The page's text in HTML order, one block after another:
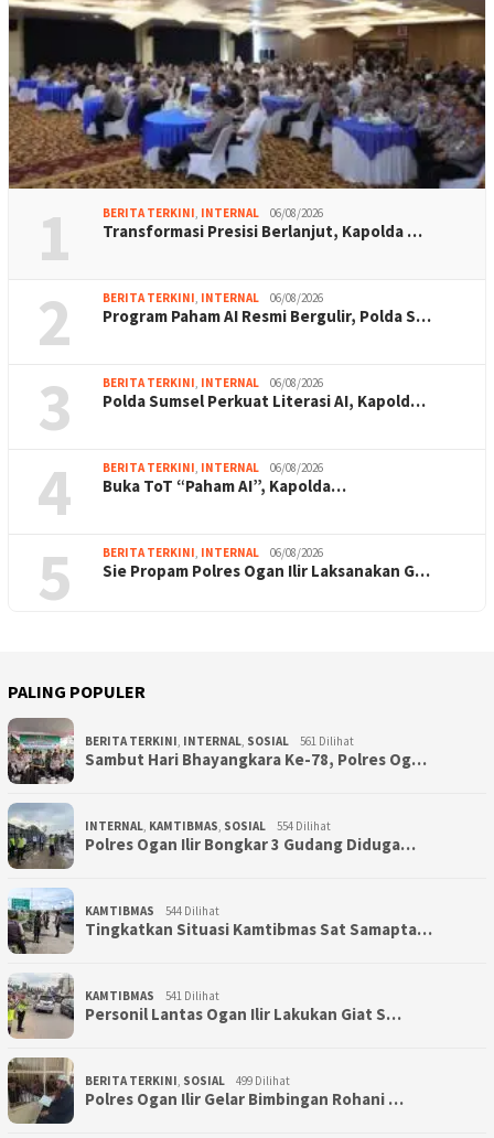
1 BERITA TERKINI, INTERNAL 06/08/2026
Transformasi Presisi Berlanjut, Kapolda …
2 BERITA TERKINI, INTERNAL 06/08/2026
Program Paham AI Resmi Bergulir, Polda S…
3 BERITA TERKINI, INTERNAL 06/08/2026
Polda Sumsel Perkuat Literasi AI, Kapold…
4 BERITA TERKINI, INTERNAL 06/08/2026
Buka ToT “Paham AI”, Kapolda…
5 BERITA TERKINI, INTERNAL 06/08/2026
Sie Propam Polres Ogan Ilir Laksanakan G…
PALING POPULER
BERITA TERKINI, INTERNAL, SOSIAL 561 Dilihat
Sambut Hari Bhayangkara Ke-78, Polres Og…
INTERNAL, KAMTIBMAS, SOSIAL 554 Dilihat
Polres Ogan Ilir Bongkar 3 Gudang Diduga…
KAMTIBMAS 544 Dilihat
Tingkatkan Situasi Kamtibmas Sat Samapta…
KAMTIBMAS 541 Dilihat
Personil Lantas Ogan Ilir Lakukan Giat S…
BERITA TERKINI, SOSIAL 499 Dilihat
Polres Ogan Ilir Gelar Bimbingan Rohani …